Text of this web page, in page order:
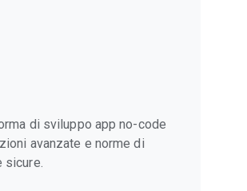
di sviluppo app no-code
avanzate e norme di
sicure.